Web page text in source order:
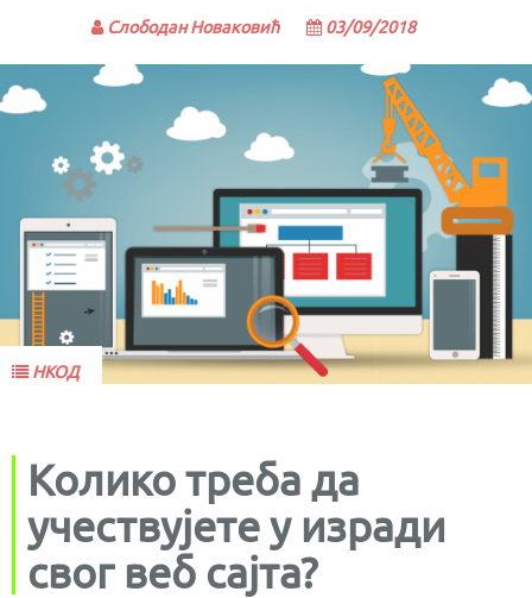
Слободан Новаковић 03/09/2018
НКОД
Колико треба да
учествујете у изради
свог веб сајта?